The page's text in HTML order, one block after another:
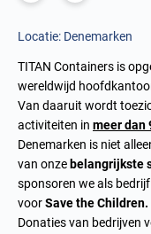
Locatie: Denemarken
TITAN Containers is
wereldwijd
Van daaruit wordt
activiteiten in meer dan
Denemarken is niet
van onze belangrijkste
sponsoren we als
voorSave the Children.
Donaties van bedrijven